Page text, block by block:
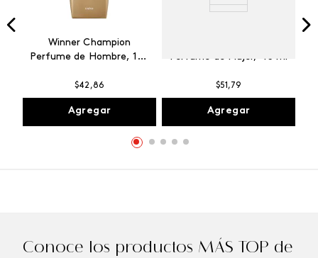
Winner Champion
Perfume de Hombre, 100
$42 ,86
Agregar
Perfume de Mujer, 45 ml
$51 ,79
Agregar
Conoce los productos MÁS TOP de